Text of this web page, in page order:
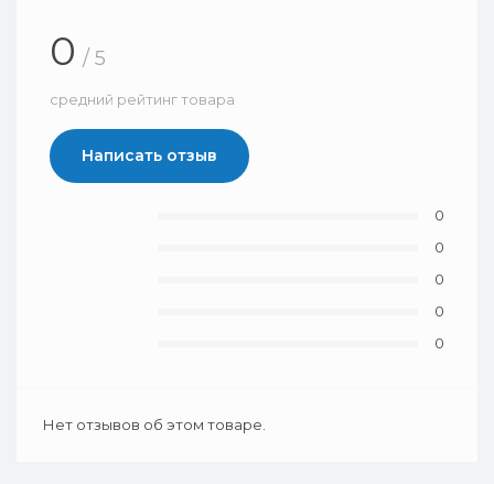
0 / 5
средний рейтинг товара
Написать отзыв
0
0
0
0
0
Нет отзывов об этом товаре.